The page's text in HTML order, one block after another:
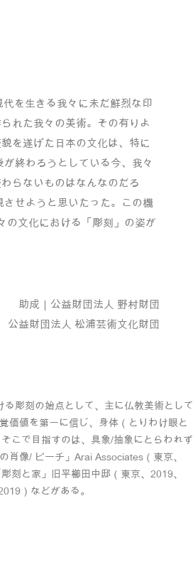
を生きる我々に未だ鮮烈な印
れた我々の美術。その有りよ
を遂げた日本の文化は、特に
終わろうとしている今、我々
らないものはなんなのだろ
せようと思いたった。この機
の文化における「彫刻」の姿が
​​助成｜公益財団法人 野村財団
財団法人 松浦芸術文化財団
彫刻の始点として、主に仏教美術として
価値を第一に信じ、身体（とりわけ眼と
こで目指すのは、具象/抽象にとらわれず
肖像/ ビーチ」Arai Associates（東京、
と家」旧平櫛田中邸（東京、2019、
）などがある。